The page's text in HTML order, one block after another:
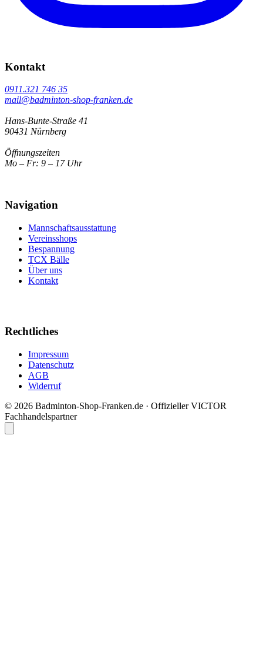
Kontakt
0911.321 746 35
mail@badminton-shop-franken.de
Hans-Bunte-Straße 41
90431 Nürnberg
Öffnungszeiten
Mo – Fr: 9 – 17 Uhr
Navigation
Mannschaftsausstattung
Vereinsshops
Bespannung
TCX Bälle
Über uns
Kontakt
Rechtliches
Impressum
Datenschutz
AGB
Widerruf
© 2026 Badminton-Shop-Franken.de · Offizieller VICTOR
Fachhandelspartner